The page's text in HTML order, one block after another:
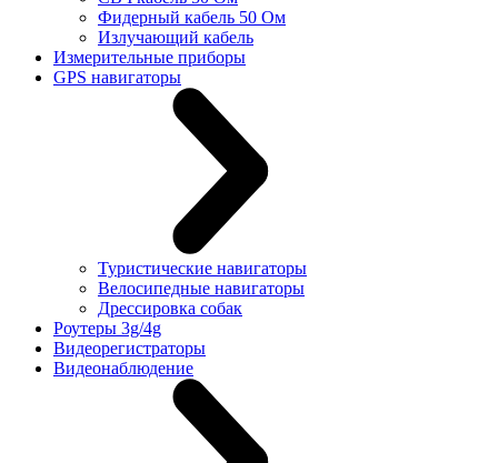
Фидерный кабель 50 Ом
Излучающий кабель
Измерительные приборы
GPS навигаторы
Туристические навигаторы
Велосипедные навигаторы
Дрессировка собак
Роутеры 3g/4g
Видеорегистраторы
Видеонаблюдение